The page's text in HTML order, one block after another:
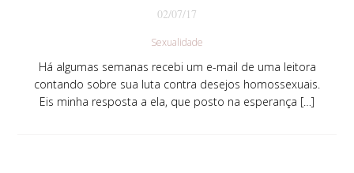
02/07/17
Sexualidade
Há algumas semanas recebi um e-mail de uma leitora
contando sobre sua luta contra desejos homossexuais.
Eis minha resposta a ela, que posto na esperança […]